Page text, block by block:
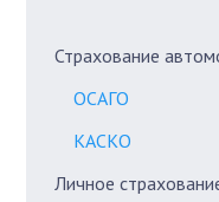
Страхование
ОСАГО
КАСКО
Личное